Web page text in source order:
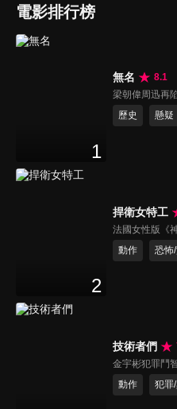
電影排行榜
1
無名
8.1
梁朝偉周迅再
歷史
懸疑
2
捍衛女特工
法國女性版《
動作
恐怖
技術者們
金宇彬犯罪鬥
動作
犯罪